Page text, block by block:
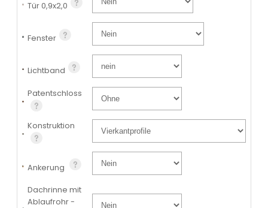
Tür 0,9x2,0
Fenster
Lichtband
Patentschloss
Konstruktion
Ankerung
Dachrinne mit
Ablaufrohr -